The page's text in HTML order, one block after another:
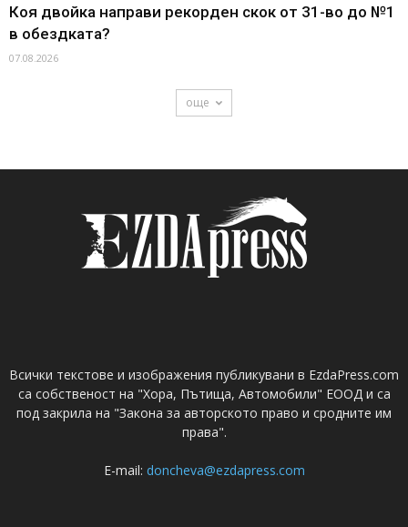
Коя двойка направи рекорден скок от 31-во до №1
в обездката?
07.08.2026
още
Всички текстове и изображения публикувани в EzdaPress.com
са собственост на "Хора, Пътища, Автомобили" ЕООД и са
под закрила на "Закона за авторското право и сродните им
права".
E-mail: doncheva@ezdapress.com